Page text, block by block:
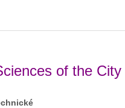
of the City